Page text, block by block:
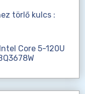
törlő kulcs :
Core 5-120U